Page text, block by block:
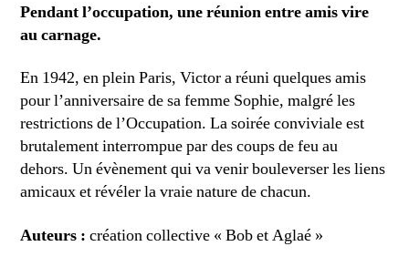
Pendant l’occupation, une réunion entre amis vire
au carnage.
En 1942, en plein Paris, Victor a réuni quelques amis
pour l’anniversaire de sa femme Sophie, malgré les
restrictions de l’Occupation. La soirée conviviale est
brutalement interrompue par des coups de feu au
dehors. Un évènement qui va venir bouleverser les liens
amicaux et révéler la vraie nature de chacun.
Auteurs : création collective « Bob et Aglaé »